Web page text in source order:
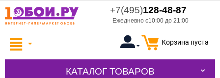
+7(495)128-48-87
Ежедневно с10:00 до 21:00
Корзина пуста
КАТАЛОГ ТОВАРОВ